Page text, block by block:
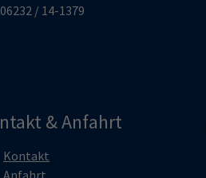
06232 / 14-1379
& Anfahrt
Kontakt
Anfahrt